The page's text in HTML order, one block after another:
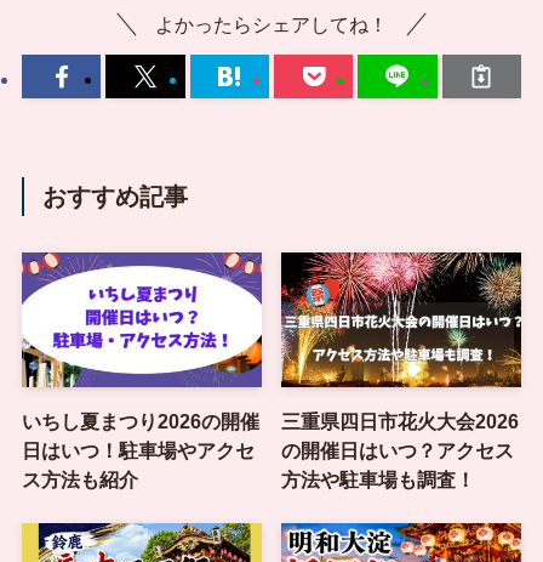
よかったらシェアしてね！
おすすめ記事
いちし夏まつり2026の開催
日はいつ！駐車場やアクセ
ス方法も紹介
三重県四日市花火大会2026
の開催日はいつ？アクセス
方法や駐車場も調査！